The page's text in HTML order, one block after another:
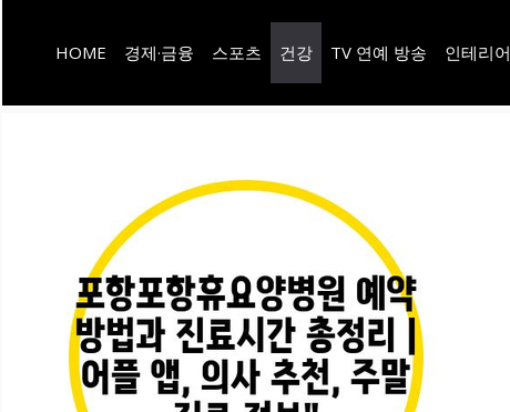
츠
HOME 경제·금융 스포츠 건강 TV 연예 방송 인테리어